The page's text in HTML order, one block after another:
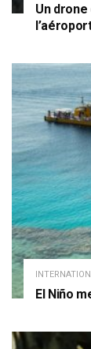
Un
El Niño